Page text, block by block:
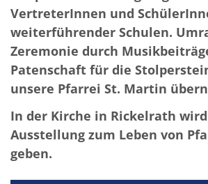
VertreterInnen und
weiterführender Schulen.
Zeremonie durch
Patenschaft für die
unsere Pfarrei St. Martin
In der Kirche in Rickelrath
Ausstellung zum Leben von
geben.